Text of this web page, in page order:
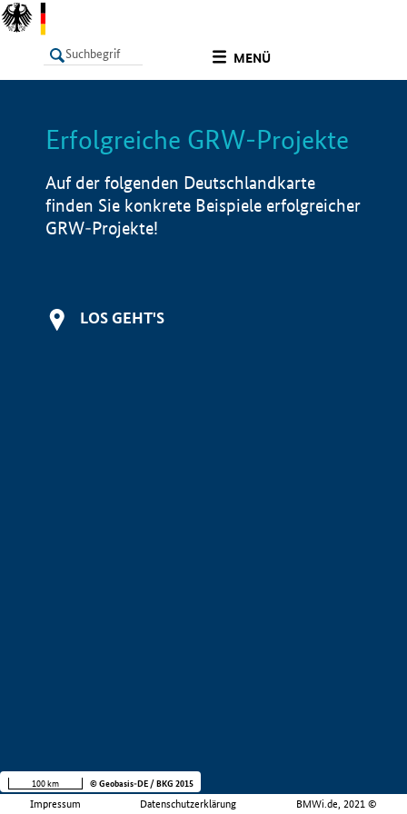
MENÜ
LISTE Info
Erfolgreiche GRW-Projekte
Auf der folgenden Deutschlandkarte
finden Sie konkrete Beispiele erfolgreicher
GRW-Projekte!
LOS GEHT'S
Impressum Datenschutzerklärung BMWi.de, 2021 ©
100 km © Geobasis-DE / BKG 2015